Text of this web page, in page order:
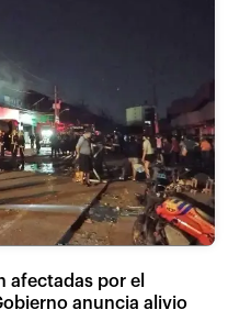
afectadas por el
anuncia alivio